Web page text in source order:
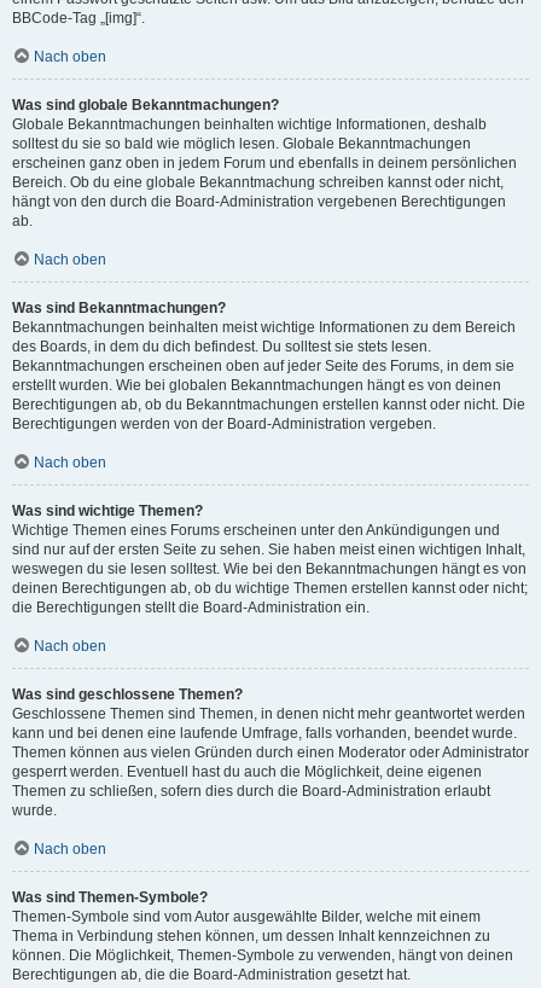
BBCode-Tag „[img]“.
Nach oben
Was sind globale Bekanntmachungen?
Globale Bekanntmachungen beinhalten wichtige Informationen, deshalb
solltest du sie so bald wie möglich lesen. Globale Bekanntmachungen
erscheinen ganz oben in jedem Forum und ebenfalls in deinem persönlichen
Bereich. Ob du eine globale Bekanntmachung schreiben kannst oder nicht,
hängt von den durch die Board-Administration vergebenen Berechtigungen
ab.
Nach oben
Was sind Bekanntmachungen?
Bekanntmachungen beinhalten meist wichtige Informationen zu dem Bereich
des Boards, in dem du dich befindest. Du solltest sie stets lesen.
Bekanntmachungen erscheinen oben auf jeder Seite des Forums, in dem sie
erstellt wurden. Wie bei globalen Bekanntmachungen hängt es von deinen
Berechtigungen ab, ob du Bekanntmachungen erstellen kannst oder nicht. Die
Berechtigungen werden von der Board-Administration vergeben.
Nach oben
Was sind wichtige Themen?
Wichtige Themen eines Forums erscheinen unter den Ankündigungen und
sind nur auf der ersten Seite zu sehen. Sie haben meist einen wichtigen Inhalt,
weswegen du sie lesen solltest. Wie bei den Bekanntmachungen hängt es von
deinen Berechtigungen ab, ob du wichtige Themen erstellen kannst oder nicht;
die Berechtigungen stellt die Board-Administration ein.
Nach oben
Was sind geschlossene Themen?
Geschlossene Themen sind Themen, in denen nicht mehr geantwortet werden
kann und bei denen eine laufende Umfrage, falls vorhanden, beendet wurde.
Themen können aus vielen Gründen durch einen Moderator oder Administrator
gesperrt werden. Eventuell hast du auch die Möglichkeit, deine eigenen
Themen zu schließen, sofern dies durch die Board-Administration erlaubt
wurde.
Nach oben
Was sind Themen-Symbole?
Themen-Symbole sind vom Autor ausgewählte Bilder, welche mit einem
Thema in Verbindung stehen können, um dessen Inhalt kennzeichnen zu
können. Die Möglichkeit, Themen-Symbole zu verwenden, hängt von deinen
Berechtigungen ab, die die Board-Administration gesetzt hat.